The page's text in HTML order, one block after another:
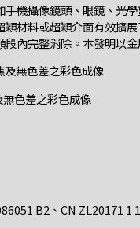
機攝像鏡頭、眼鏡、光
材料或超穎介面有效擴
內完整消除。本發明以
色差之彩色成像
B2、CN ZL20171 1